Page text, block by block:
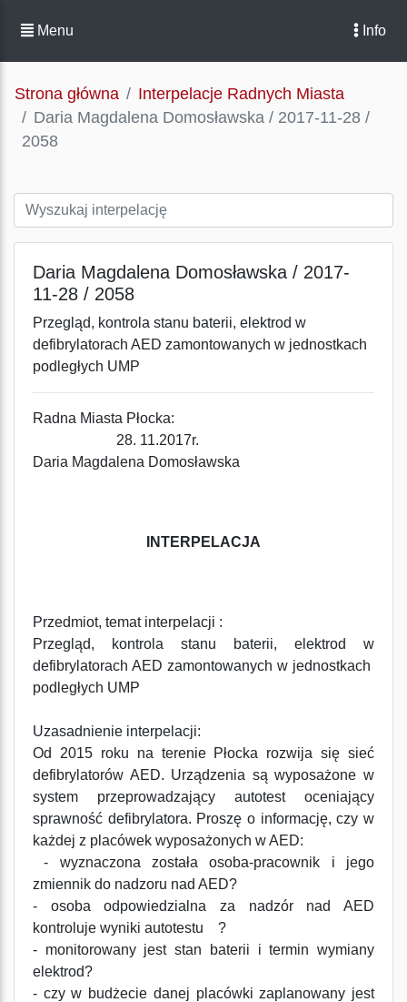
Menu Info
Strona główna
Interpelacje Radnych Miasta
Daria Magdalena Domosławska / 2017-11-28 /
2058
Daria Magdalena Domosławska / 2017-
11-28 / 2058
Przegląd, kontrola stanu baterii, elektrod w
defibrylatorach AED zamontowanych w jednostkach
podległych UMP
Radna Miasta Płocka:
28. 11.2017r.
Daria Magdalena Domosławska
INTERPELACJA
Przedmiot, temat interpelacji :
Przegląd, kontrola stanu baterii, elektrod w
defibrylatorach AED zamontowanych w jednostkach
podległych UMP
Uzasadnienie interpelacji:
Od 2015 roku na terenie Płocka rozwija się sieć
defibrylatorów AED. Urządzenia są wyposażone w
system przeprowadzający autotest oceniający
sprawność defibrylatora. Proszę o informację, czy w
każdej z placówek wyposażonych w AED:
- wyznaczona została osoba-pracownik i jego
zmiennik do nadzoru nad AED?
- osoba odpowiedzialna za nadzór nad AED
kontroluje wyniki autotestu ?
- monitorowany jest stan baterii i termin wymiany
elektrod?
- czy w budżecie danej placówki zaplanowany jest